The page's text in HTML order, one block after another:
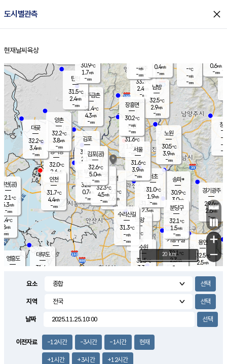
도시별관측 close
홈
현재날씨 육상
의도
℃
m/s
mm
영흥도
양주
33.3℃
2.4
-mm
과천
31.3℃
2.3m/s
- mm
용인
32.5℃
2.5m/s
경기광주
29.6℃
2.6m/s
-mm
3.8m/s
대부도
31.4
경서동
32.0℃
2.6 m/s
-mm
파주금촌
31.4℃
4.3m/s
-mm
-℃
-m/s
-mm
대곶
32.2℃
3.4m/s
-mm
창
-
-m/
-
탄현
31.5℃
2.4m/s
-mm
0.6m/s
-mm
의왕
- ℃
m/s
mm
김포
31.6℃
2.1 m/s
mm
광명
32.1
℃
2.6 m/s
-mm
부천
32.3℃
0.7m/s
-mm
양촌
32.2℃
3.8m/s
-mm
구로
32.3℃
4.5m/s
-mm
은평
31.6℃
1.3 m/s
- mm
노원
30.5℃
3.9m/s
-mm
송파*
30.9℃
3.0m/s
-mm
서초
31.0℃
1.9m/s
-mm
남방
32.5℃
2.9m/s
-mm
기흥구갈
32.1℃
2.3m/s
-
수리산길
31.3℃
-m/s
-mm
분당구
32.1℃
1.5m/s
-mm
장흥면
30.2℃
-m/s
-mm
-m/s
-mm
인천(공)
32.1℃
5.3m/s
-mm
김포(공)
32.6℃
5.0m/s
-mm
수원
31.5℃
3.3 m/s
인천
31.7℃
4.4m/s
-mm
서울
31.6℃
3.9m/s
-mm
30.9℃
1.7m/s
-mm
0.4m/s
-mm
+
−
20 km
요소
지역
날짜
이전자료 -12시간 -3시간 -1시간 현재
+1시간 +3시간 +12시간